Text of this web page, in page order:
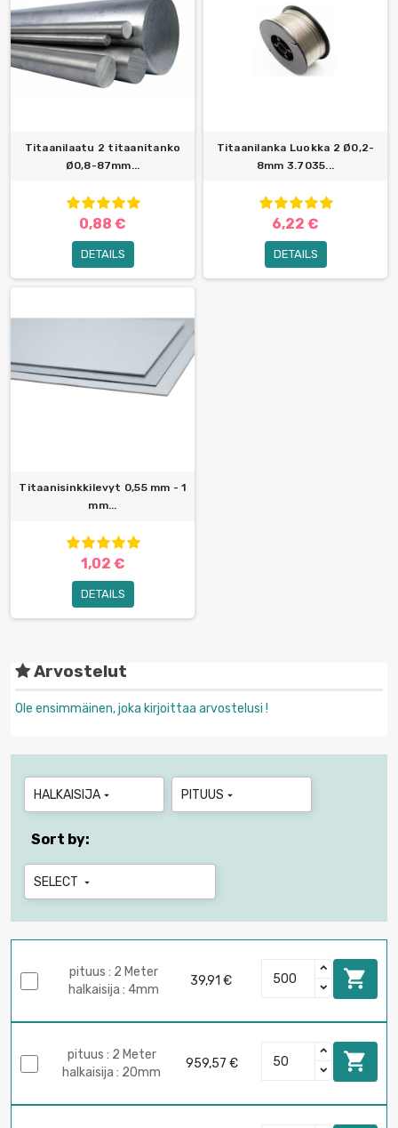
Titaanilaatu 2 titaanitanko
Ø0,8-87mm...
0,88 €
DETAILS
Titaanilanka Luokka 2 Ø0,2-
8mm 3.7035...
6,22 €
DETAILS
Titaanisinkkilevyt 0,55 mm - 1
mm...
1,02 €
DETAILS
Arvostelut
Ole ensimmäinen, joka kirjoittaa arvostelusi !
HALKAISIJA  PITUUS 
Sort by:
SELECT 
pituus : 2 Meter
halkaisija : 4mm
39,91 € 
pituus : 2 Meter
halkaisija : 20mm
959,57 € 